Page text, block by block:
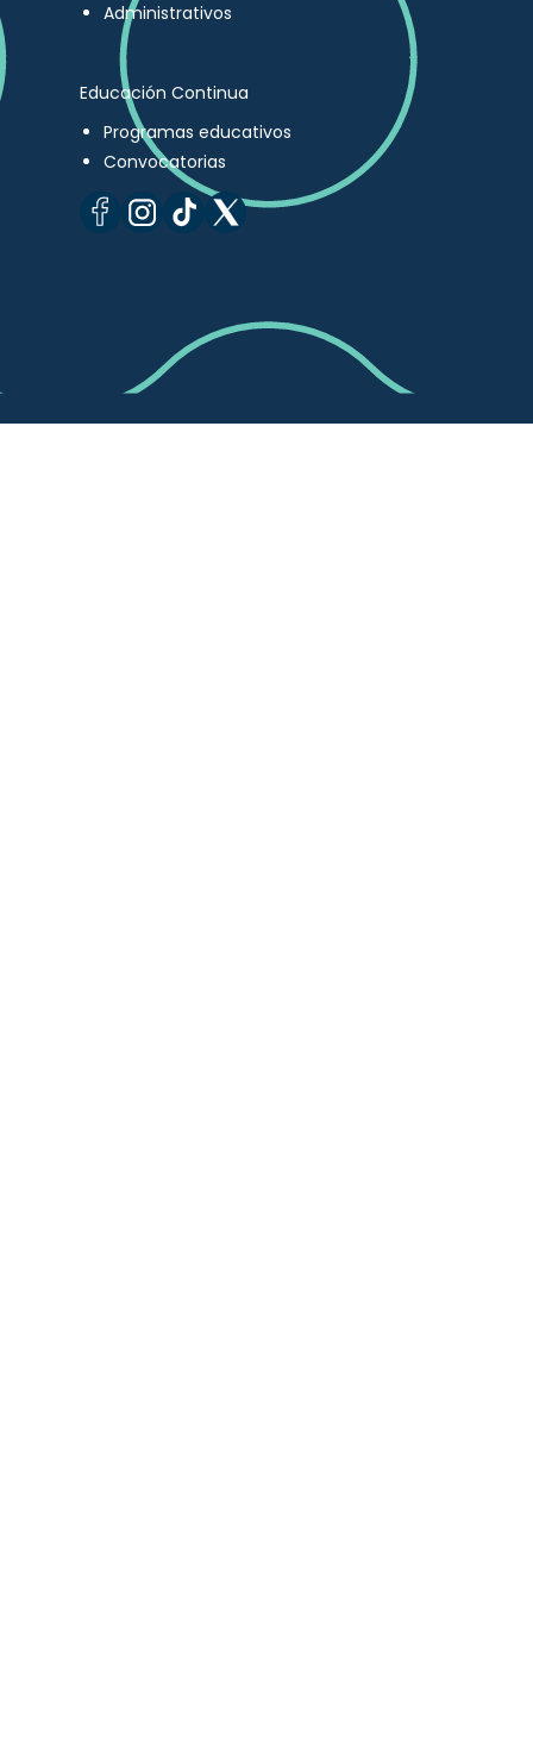
Administrativos
Educación Continua
Programas educativos
Convocatorias